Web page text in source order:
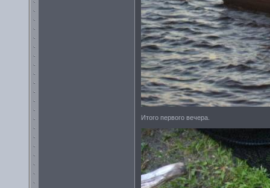
Итого первого вечера.